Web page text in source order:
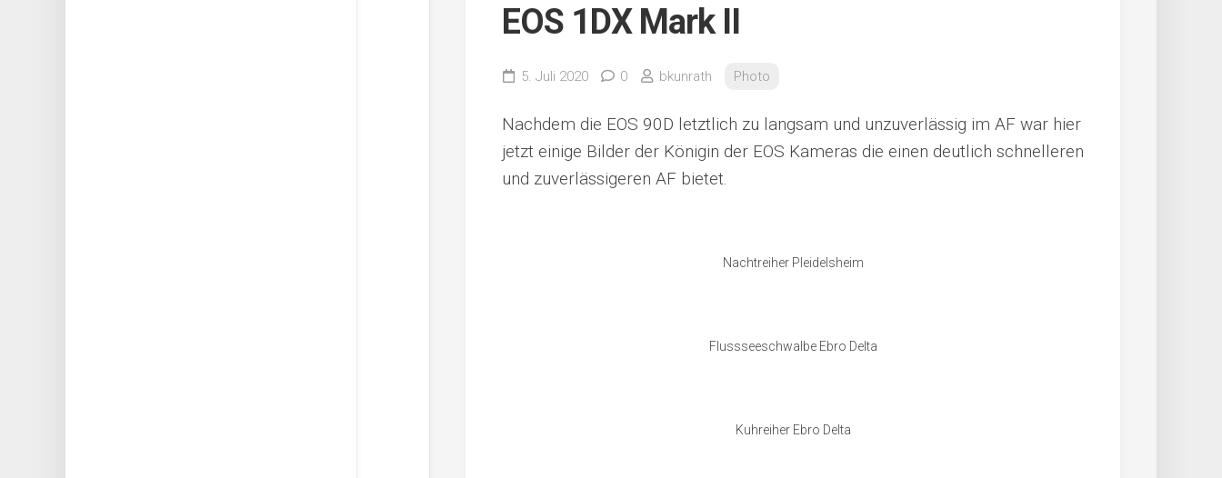
EOS 1DX Mark II
5. Juli 2020 0 bkunrath Photo
Nachdem die EOS 90D letztlich zu langsam und unzuverlässig im AF war hier
jetzt einige Bilder der Königin der EOS Kameras die einen deutlich schnelleren
und zuverlässigeren AF bietet.
Nachtreiher Pleidelsheim
Flussseeschwalbe Ebro Delta
Kuhreiher Ebro Delta